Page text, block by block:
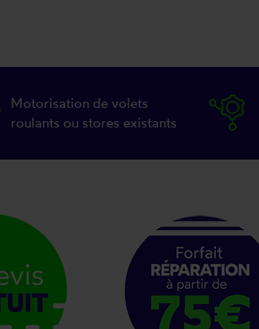
Motorisation de volets
roulants ou stores existants